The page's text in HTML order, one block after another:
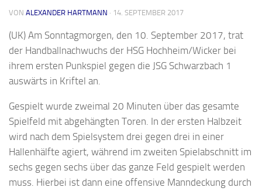
VON ALEXANDER HARTMANN · 14. SEPTEMBER 2017
(UK) Am Sonntagmorgen, den 10. September 2017, trat
der Handballnachwuchs der HSG Hochheim/Wicker bei
ihrem ersten Punkspiel gegen die JSG Schwarzbach 1
auswärts in Kriftel an.
Gespielt wurde zweimal 20 Minuten über das gesamte
Spielfeld mit abgehängten Toren. In der ersten Halbzeit
wird nach dem Spielsystem drei gegen drei in einer
Hallenhälfte agiert, während im zweiten Spielabschnitt im
sechs gegen sechs über das ganze Feld gespielt werden
muss. Hierbei ist dann eine offensive Manndeckung durch